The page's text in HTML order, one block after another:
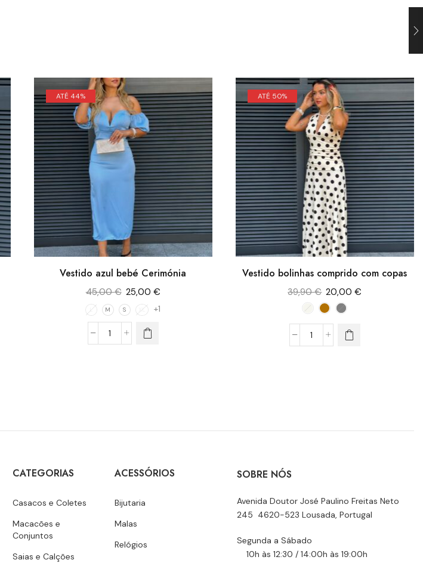
ATÉ 44%
Vestido azul bebé Cerimónia
45,00€ 25,00 €
L M S XL +1
ATÉ 50%
Vestido bolinhas comprido com copas
39,90€ 20,00€
CATEGORIAS
Casacos e Coletes
Macacões e
Conjuntos
Saias e Calções
ACESSÓRIOS
Bijutaria
Malas
Relógios
SOBRE NÓS
Avenida Doutor José Paulino Freitas Neto
245 4620-523 Lousada, Portugal
Segunda a Sábado
10h às 12:30 / 14:00h às 19:00h